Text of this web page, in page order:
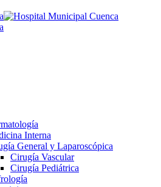
Interna
General y Laparoscópica
Cirugía Vascular
Cirugía Pediátrica